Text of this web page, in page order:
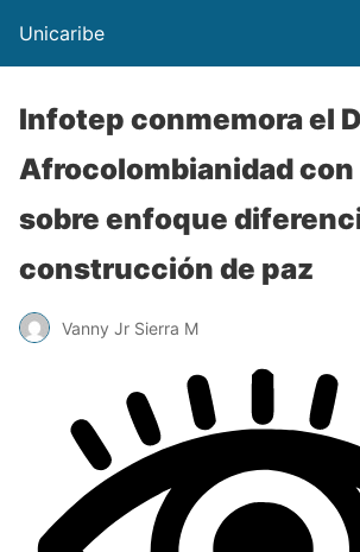
Unicaribe
Infotep conmemora el
Afrocolombianidad
sobre enfoque
construcción de paz
Vanny Jr Sierra M